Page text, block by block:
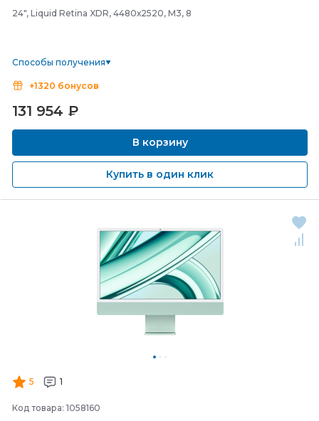
24", Liquid Retina XDR, 4480х2520, M3, 8
Способы получения
+1320 бонусов
131 954 ₽
В корзину
Купить в один клик
5 1
Код товара: 1058160